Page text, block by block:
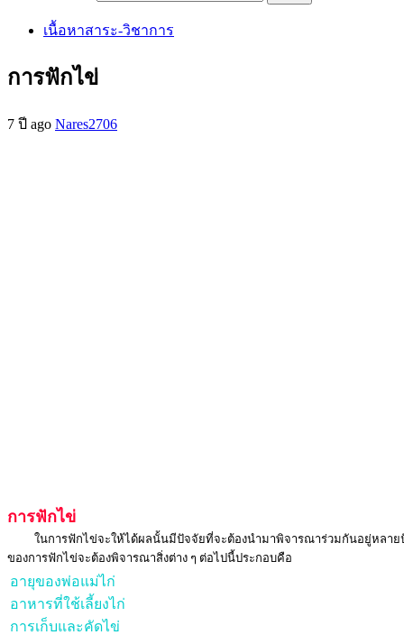
เนื้อหาสาระ-วิชาการ
การฟักไข่
7 ปี ago Nares2706
การฟักไข่
ในการฟักไข่จะให้ได้ผลนั้นมีปัจจัยที่จะต้องนำมาพิจารณาร่วมกันอยู่หลายปั
ของการฟักไข่จะต้องพิจารณาสิ่งต่าง ๆ ต่อไปนี้ประกอบคือ
อายุของพ่อแม่ไก่
อาหารที่ใช้เลี้ยงไก่
การเก็บและคัดไข่